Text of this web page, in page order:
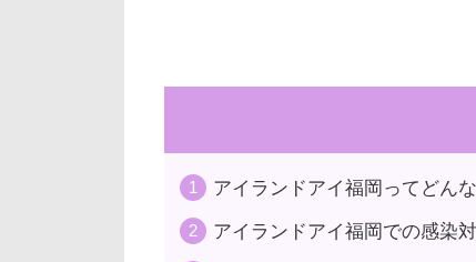
アイランドアイ福岡ってどん
アイランドアイ福岡での感染